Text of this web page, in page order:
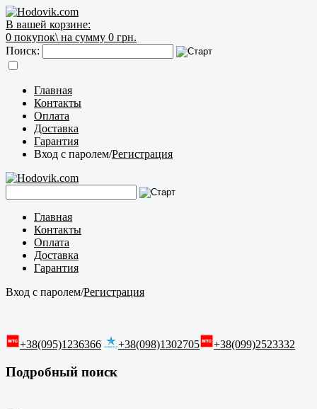
В вашей корзине:
0 покупок\ на сумму 0 грн.
Поиск:
Главная
Контакты
Оплата
Доставка
Гарантия
Вход с паролем/Регистрация
Главная
Контакты
Оплата
Доставка
Гарантия
Вход с паролем/Регистрация
+38(095)1236366 +38(098)1302705 +38(099)2523332
Подробный поиск